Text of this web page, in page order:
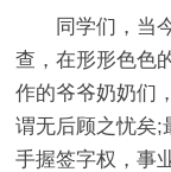
同学们，当
查，在形形色色
作的爷爷奶奶们
谓无后顾之忧矣;
手握签字权，事